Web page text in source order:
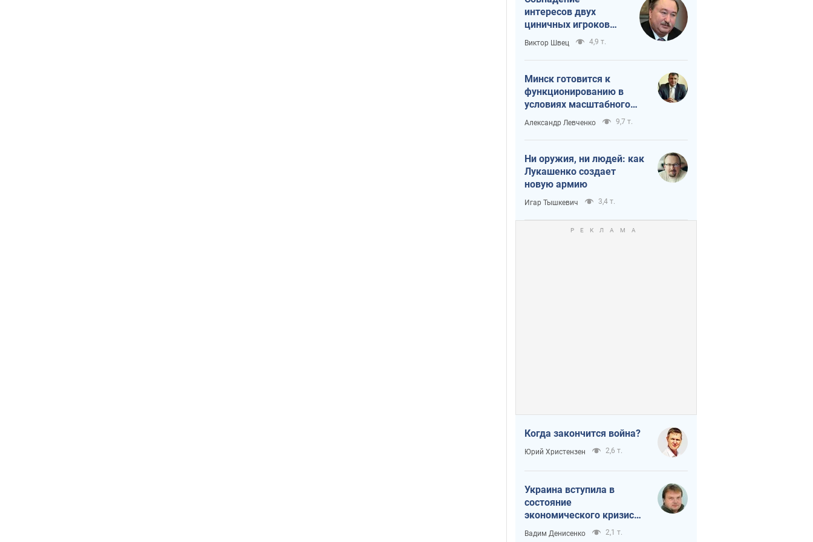
интересов двух
циничных игроков
или тайный план
Трампа и Путина?
Виктор Швец 4,9 т.
Минск готовится к
функционированию в
условиях масштабного
военного кризиса
Александр Левченко 9,7 т.
Ни оружия, ни людей: как
Лукашенко создает
новую армию
Игар Тышкевич 3,4 т.
Когда закончится война?
Юрий Христензен 2,6 т.
Украина вступила в
состояние
экономического кризиса.
Есть ли свет в конце
Вадим Денисенко 2,1 т.